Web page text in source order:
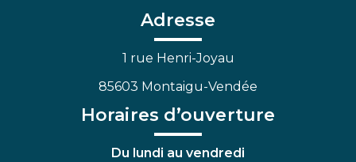
FacebookLinkedin
Adresse
1 rue Henri-Joyau
85603 Montaigu-Vendée
Horaires d’ouverture
Du lundi au vendredi